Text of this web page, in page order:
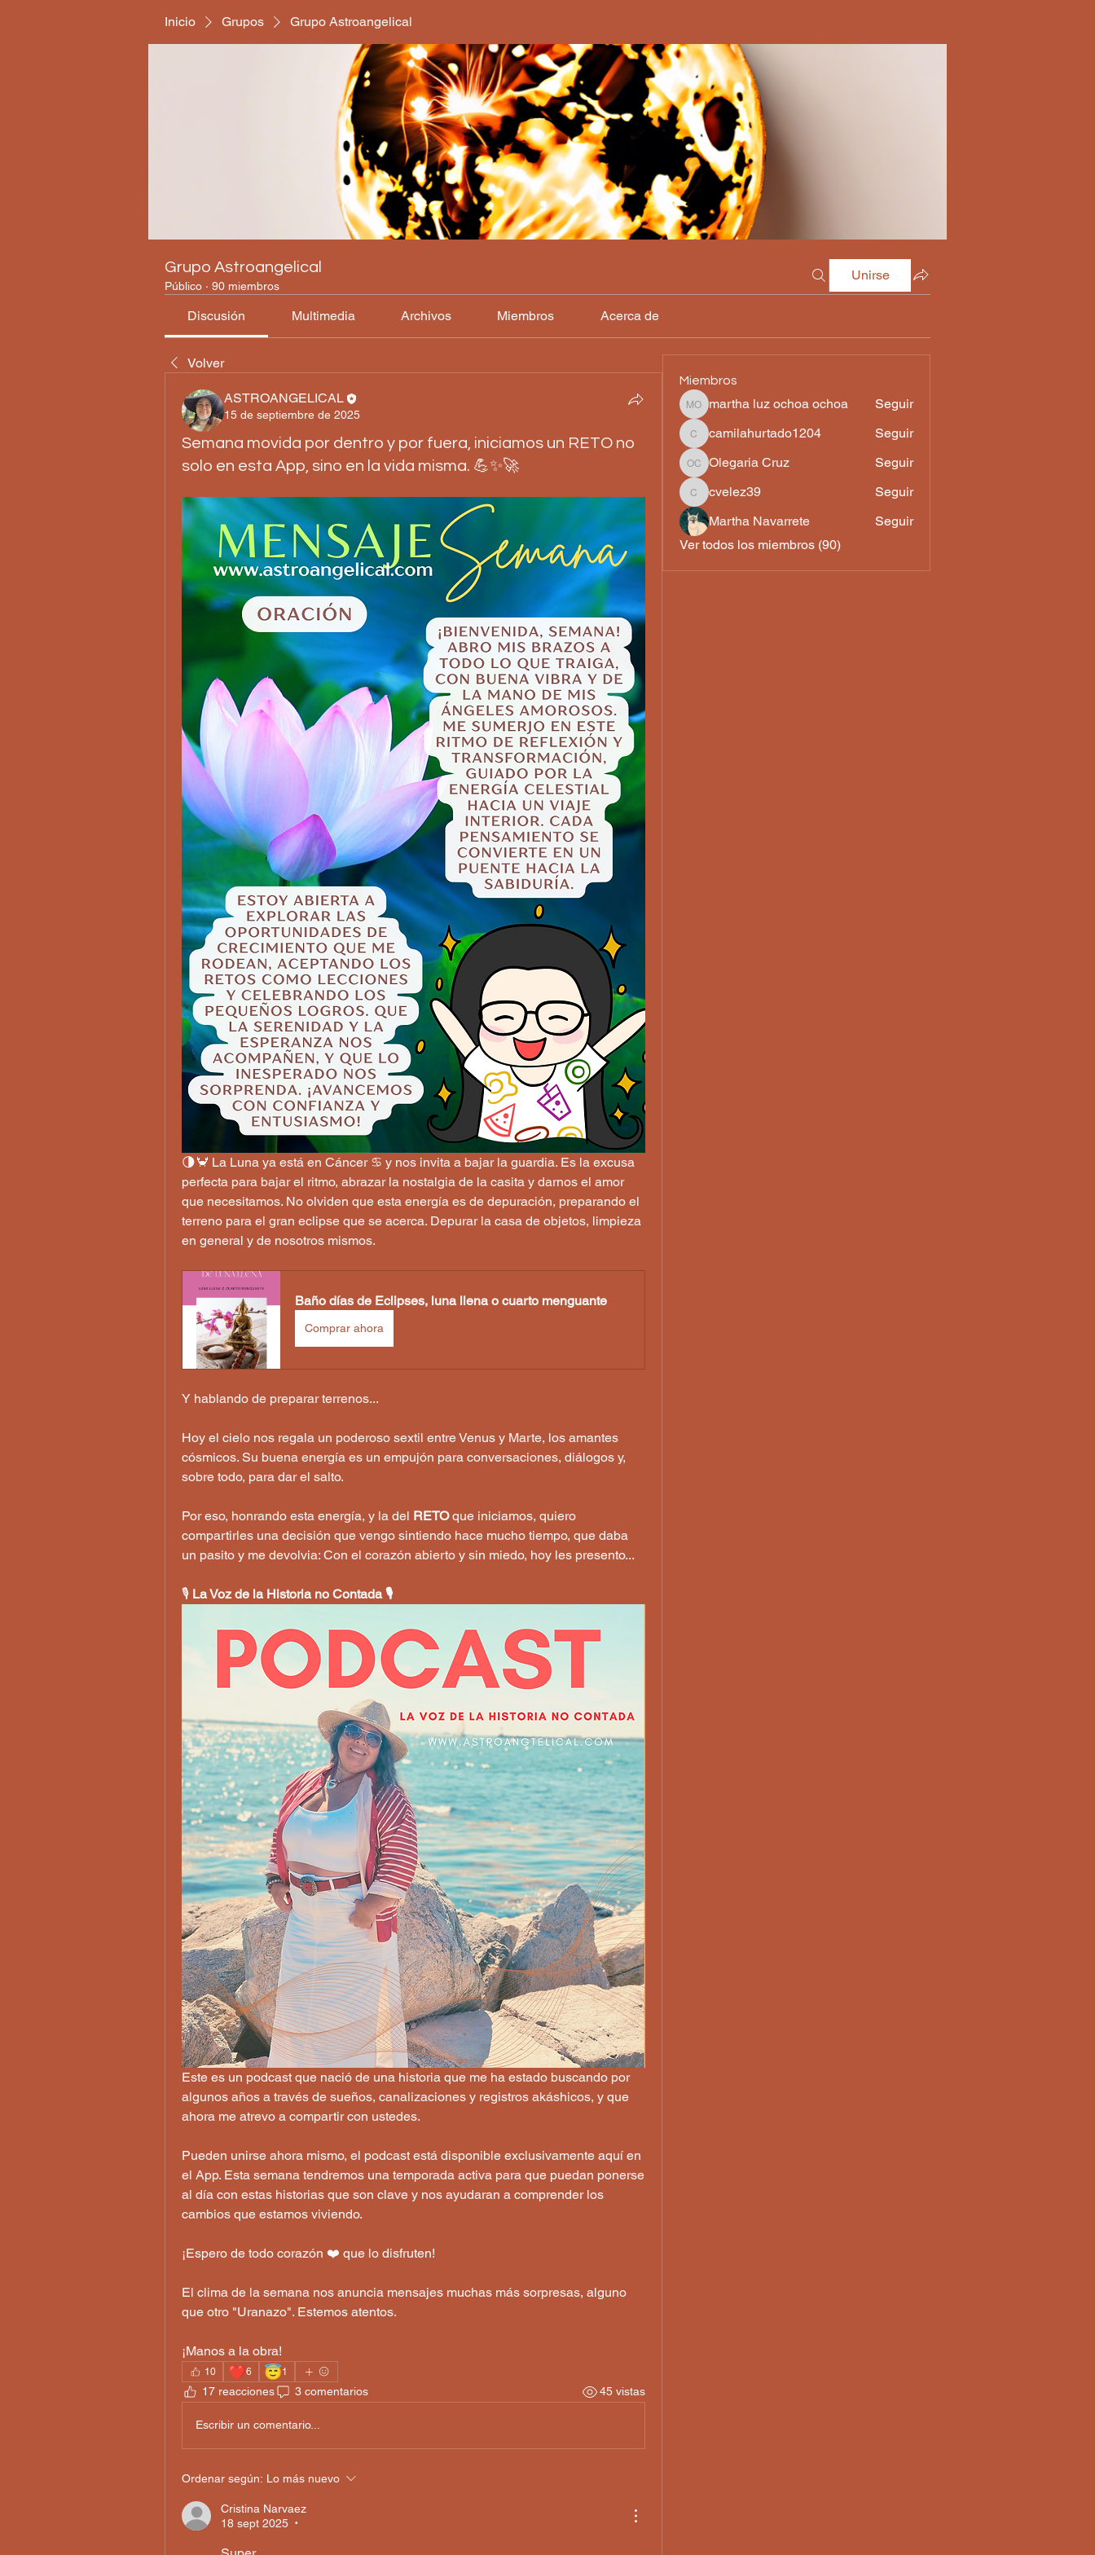
Inicio Grupos Grupo Astroangelical
Grupo Astroangelical
Público · 90 miembros
Unirse
Discusión Multimedia Archivos Miembros Acerca de
Volver
ASTROANGELICAL
15 de septiembre de 2025
Semana movida por dentro y por fuera, iniciamos un RETO no
solo en esta App, sino en la vida misma. 💪✨🚀
🌗🦀 La Luna ya está en Cáncer ♋️ y nos invita a bajar la guardia. Es la excusa
perfecta para bajar el ritmo, abrazar la nostalgia de la casita y darnos el amor
que necesitamos. No olviden que esta energía es de depuración, preparando el
terreno para el gran eclipse que se acerca. Depurar la casa de objetos, limpieza
en general y de nosotros mismos.
Baño días de Eclipses, luna llena o cuarto menguante
Comprar ahora
Y hablando de preparar terrenos...
Hoy el cielo nos regala un poderoso sextil entre Venus y Marte, los amantes
cósmicos. Su buena energía es un empujón para conversaciones, diálogos y,
sobre todo, para dar el salto.
Por eso, honrando esta energía, y la del RETO que iniciamos, quiero
compartirles una decisión que vengo sintiendo hace mucho tiempo, que daba
un pasito y me devolvia: Con el corazón abierto y sin miedo, hoy les presento...
🎙️ La Voz de la Historia no Contada 🎙️
Este es un podcast que nació de una historia que me ha estado buscando por
algunos años a través de sueños, canalizaciones y registros akáshicos, y que
ahora me atrevo a compartir con ustedes.
Pueden unirse ahora mismo, el podcast está disponible exclusivamente aquí en
el App. Esta semana tendremos una temporada activa para que puedan ponerse
al día con estas historias que son clave y nos ayudaran a comprender los
cambios que estamos viviendo.
¡Espero de todo corazón ❤️ que lo disfruten!
El clima de la semana nos anuncia mensajes muchas más sorpresas, alguno
que otro "Uranazo". Estemos atentos.
¡Manos a la obra!
10 ❤️6 😇1
17 reacciones 3 comentarios 45 vistas
Escribir un comentario...
Ordenar según: Lo más nuevo
Cristina Narvaez
18 sept 2025
•
Miembros
martha luz ochoa ochoa
martha luz ochoa ochoa Seguir
camilahurtado1204
camilahurtado1204 Seguir
Olegaria Cruz
Olegaria Cruz Seguir
cvelez39
cvelez39
Seguir
Martha Navarrete
Seguir
Ver todos los miembros (90)